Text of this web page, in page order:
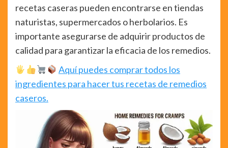
recetas caseras pueden encontrarse en tiendas
naturistas, supermercados o herbolarios. Es
importante asegurarse de adquirir productos de
calidad para garantizar la eficacia de los remedios.
Aquí puedes comprar todos los
ingredientes para hacer tus recetas de remedios
caseros.